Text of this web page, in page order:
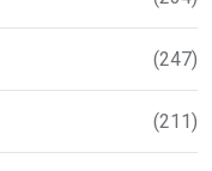
(247)
(211)